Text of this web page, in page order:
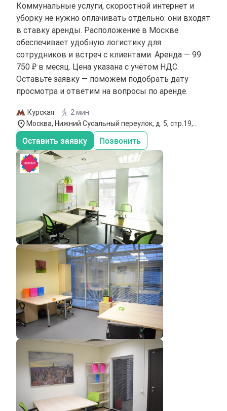
Коммунальные услуги, скоростной интернет и
уборку не нужно оплачивать отдельно: они входят
в ставку аренды. Расположение в Москве
обеспечивает удобную логистику для
сотрудников и встреч с клиентами. Аренда — 99
750 ₽ в месяц. Цена указана с учётом НДС.
Оставьте заявку — поможем подобрать дату
просмотра и ответим на вопросы по аренде.
Курская
2 мин
Москва, Нижний Сусальный переулок, д. 5, стр.19,
этаж 3
Оставить заявку Позвонить